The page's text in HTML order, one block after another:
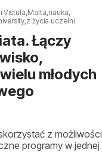
Vistula Malta nauka
z życia uczelni
Łączy
młodych
z możliwości
programy w jednej